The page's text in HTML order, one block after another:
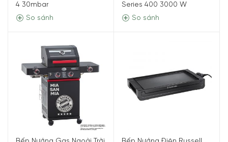
4 30mbar
So sánh
Series 400 3000 W
So sánh